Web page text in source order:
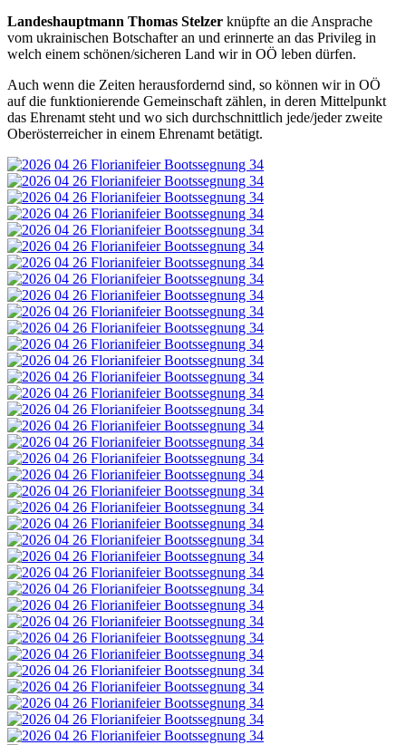
Landeshauptmann Thomas Stelzer knüpfte an die Ansprache
vom ukrainischen Botschafter an und erinnerte an das Privileg in
welch einem schönen/sicheren Land wir in OÖ leben dürfen.
Auch wenn die Zeiten herausfordernd sind, so können wir in OÖ
auf die funktionierende Gemeinschaft zählen, in deren Mittelpunkt
das Ehrenamt steht und wo sich durchschnittlich jede/jeder zweite
Oberösterreicher in einem Ehrenamt betätigt.